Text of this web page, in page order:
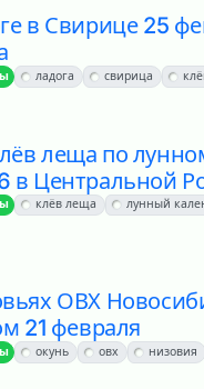
в Свирице 25
ладога свирица
леща по
в Центральной
клёв леща лунный
ОВХ
21 февраля
окунь овх низовия